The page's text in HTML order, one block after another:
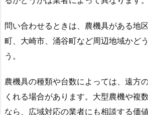
問い合わせるときは、農機具がある地
町、大崎市、涌谷町など周辺地域かど
う。
農機具の種類や台数によっては、遠方
くれる場合があります。大型農機や複
なら、広域対応の業者にも相談する価